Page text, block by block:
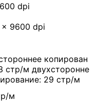
dpi
9600 dpi
копирован
стр/м двухсторонне
29 стр/м
м